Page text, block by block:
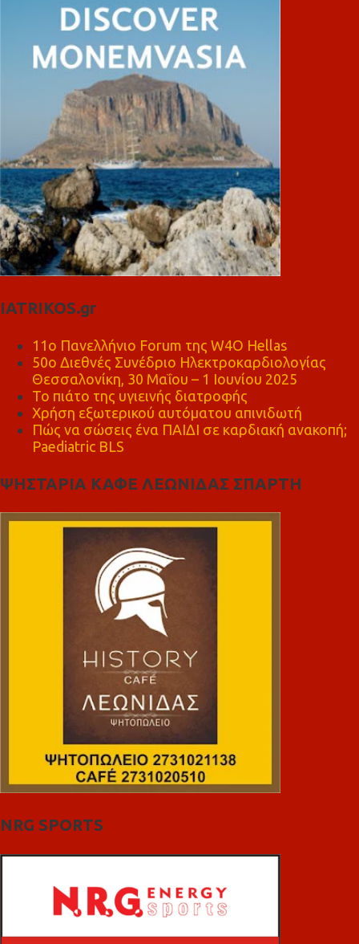
IATRIKOS.gr
11ο Πανελλήνιο Forum της W4O Hellas
50ο Διεθνές Συνέδριο Ηλεκτροκαρδιολογίας
Θεσσαλονίκη, 30 Μαΐου – 1 Ιουνίου 2025
Το πιάτο της υγιεινής διατροφής
Χρήση εξωτερικού αυτόματου απινιδωτή
Πώς να σώσεις ένα ΠΑΙΔΙ σε καρδιακή ανακοπή;
Paediatric BLS
ΨΗΣΤΑΡΙΑ ΚΑΦΕ ΛΕΩΝΙΔΑΣ ΣΠΑΡΤΗ
NRG SPORTS